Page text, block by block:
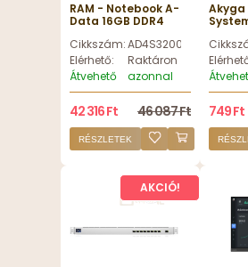
RAM - Notebook A-
Data 16GB DDR4
AD4S320016G22-
BGN
Cikkszám:AD4S320016G22-BGN
Elérhető:
Raktáron
Átvehető
azonnal
42 316 Ft 46 087 Ft
RÉSZLETEK
Akyga
749 Ft
AKCIÓ!